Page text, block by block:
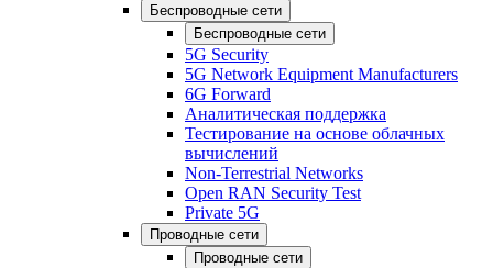
Беспроводные сети
Беспроводные сети
5G Security
5G Network Equipment Manufacturers
6G Forward
Аналитическая поддержка
Тестирование на основе облачных
вычислений
Non-Terrestrial Networks
Open RAN Security Test
Private 5G
Проводные сети
Проводные сети